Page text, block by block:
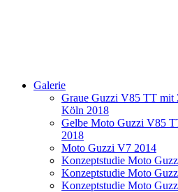
Galerie
Graue Guzzi V85 TT mit
Köln 2018
Gelbe Moto Guzzi V85
2018
Moto Guzzi V7 2014
Konzeptstudie Moto
Konzeptstudie Moto
Konzeptstudie Moto